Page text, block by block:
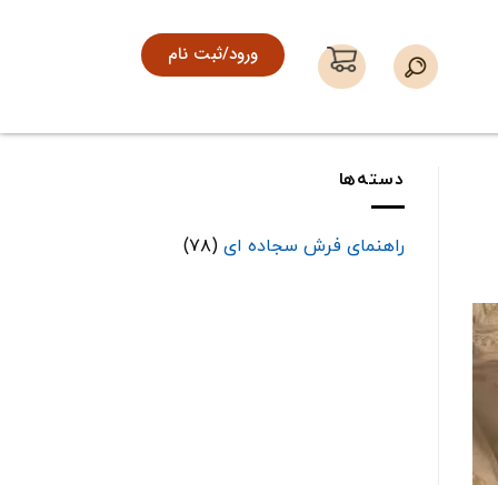
ورود/ثبت نام
دسته‌ها
راهنمای فرش سجاده ای (۷۸)